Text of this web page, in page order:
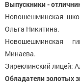
Выпускники -
Новошешминская
Ольга Никитина.
Новошешминская
Минаева.
Зиреклинский лицей:
Обладатели золотых